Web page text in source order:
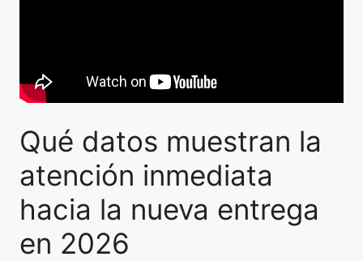
Qué datos muestran la
atención inmediata
hacia la nueva entrega
en 2026